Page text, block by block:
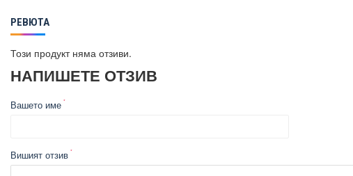
РЕВЮТА
Този продукт няма отзиви.
НАПИШЕТЕ ОТЗИВ
Вашето име
Вишият отзив